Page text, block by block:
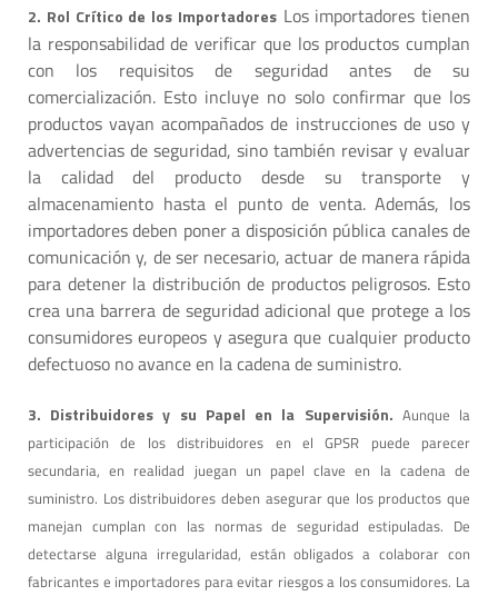
2. Rol Crítico de los ImportadoresLos importadores tienen
la responsabilidad de verificar que los productos cumplan
con los requisitos de seguridad antes de su
comercialización. Esto incluye no solo confirmar que los
productos vayan acompañados de instrucciones de uso y
advertencias de seguridad, sino también revisar y evaluar
la calidad del producto desde su transporte y
almacenamiento hasta el punto de venta. Además, los
importadores deben poner a disposición pública canales de
comunicación y, de ser necesario, actuar de manera rápida
para detener la distribución de productos peligrosos. Esto
crea una barrera de seguridad adicional que protege a los
consumidores europeos y asegura que cualquier producto
defectuoso no avance en la cadena de suministro.
3. Distribuidores y su Papel en la Supervisión. Aunque la
participación de los distribuidores en el GPSR puede parecer
secundaria, en realidad juegan un papel clave en la cadena de
suministro. Los distribuidores deben asegurar que los productos que
manejan cumplan con las normas de seguridad estipuladas. De
detectarse alguna irregularidad, están obligados a colaborar con
fabricantes e importadores para evitar riesgos a los consumidores. La